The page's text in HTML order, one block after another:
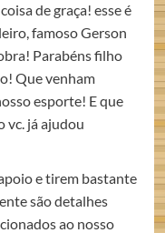
de graça! esse é
famoso Gerson
Parabéns filho
Que venham
esporte! E que
vc. já ajudou
e tirem bastante
são detalhes
ao nosso